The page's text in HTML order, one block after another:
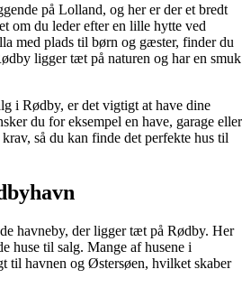
på Lolland, og her er der et bredt
om du leder efter en lille hytte ved
med plads til børn og gæster, finder du
ligger tæt på naturen og har en smuk
i Rødby, er det vigtigt at have dine
du for eksempel en have, garage eller
så du kan finde det perfekte hus til
havneby, der ligger tæt på Rødby. Her
huse til salg. Mange af husene i
til havnen og Østersøen, hvilket skaber